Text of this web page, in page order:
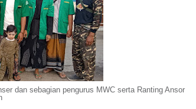
dan sebagian pengurus MWC serta Ranting Ansor